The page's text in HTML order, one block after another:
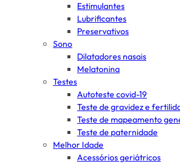
Estimulantes
Lubrificantes
Preservativos
Sono
Dilatadores nasais
Melatonina
Testes
Autoteste covid-19
Teste de gravidez e
Teste de mapeamento
Teste de paternidade
Melhor Idade
Acessórios geriátricos